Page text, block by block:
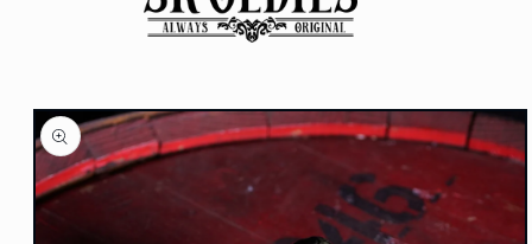
商品情
報にス
キップ